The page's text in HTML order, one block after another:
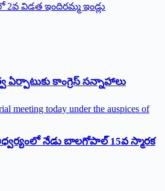
విడత ఇందిరమ్మ ఇండ్లు
ఏర్పాటుకు కాంగ్రెస్‌ ‌సన్నాహాలు
నేడు బాలగోపాల్‌ 15వ స్మారక